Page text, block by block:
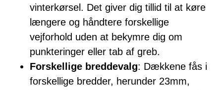
vinterkørsel. Det giver dig tillid til at køre
længere og håndtere forskellige
vejforhold uden at bekymre dig om
punkteringer eller tab af greb.
Forskellige breddevalg: Dækkene fås i
forskellige bredder, herunder 23mm,